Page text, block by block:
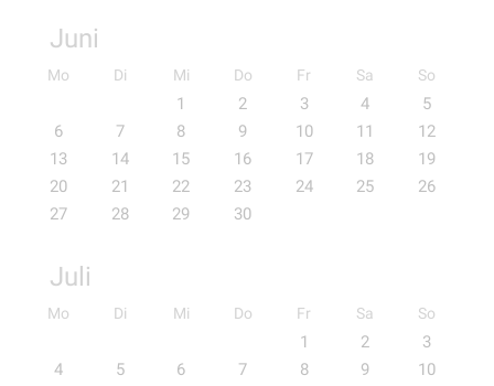
Juni
Mo Di Mi Do Fr Sa So
1 2 3 4
5
6
7 8 9 10 11
12
13
14 15 16 17 18
19
20
21 22 23 24 25
26
27
28 29 30
Juli
Mo Di Mi Do Fr Sa So
1 2
3
4
5 6 7 8 9
10